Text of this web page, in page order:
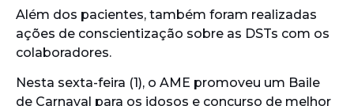
Além dos pacientes, também foram realizadas
ações de conscientização sobre as DSTs com os
colaboradores.
Nesta sexta-feira (1), o AME promoveu um Baile
de Carnaval para os idosos e concurso de melhor